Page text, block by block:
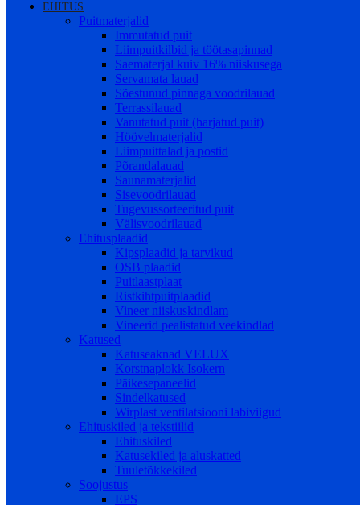
EHITUS
Puitmaterjalid
Immutatud puit
Liimpuitkilbid ja töötasapinnad
Saematerjal kuiv 16% niiskusega
Servamata lauad
Sõestunud pinnaga voodrilauad
Terrassilauad
Vanutatud puit (harjatud puit)
Höövelmaterjalid
Liimpuittalad ja postid
Põrandalauad
Saunamaterjalid
Sisevoodrilauad
Tugevussorteeritud puit
Välisvoodrilauad
Ehitusplaadid
Kipsplaadid ja tarvikud
OSB plaadid
Puitlaastplaat
Ristkihtpuitplaadid
Vineer niiskuskindlam
Vineerid pealistatud veekindlad
Katused
Katuseaknad VELUX
Korstnaplokk Isokern
Päikesepaneelid
Sindelkatused
Wirplast ventilatsiooni labiviigud
Ehituskiled ja tekstiilid
Ehituskiled
Katusekiled ja aluskatted
Tuuletõkkekiled
Soojustus
EPS